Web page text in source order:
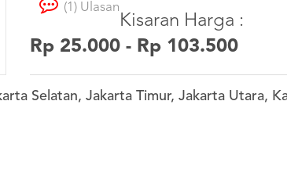
(1) Ulasan
Kisaran Harga :
Rp 25.000 - Rp 103.500
Selatan, Jakarta Timur, Jakarta Utara,